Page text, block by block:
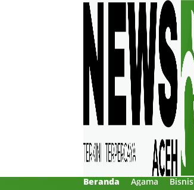
Beranda Agama Bisnis